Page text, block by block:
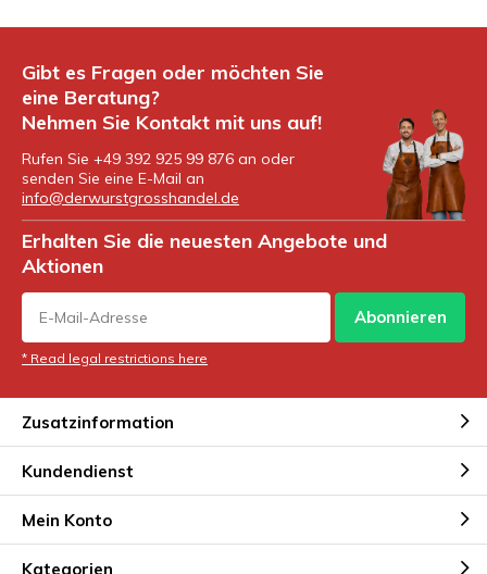
Gibt es Fragen oder möchten Sie
eine Beratung?
Nehmen Sie Kontakt mit uns auf!
Rufen Sie +49 392 925 99 876 an oder
senden Sie eine E-Mail an
info@derwurstgrosshandel.de
Erhalten Sie die neuesten Angebote und
Aktionen
Abonnieren
* Read legal restrictions here
Zusatzinformation
Kundendienst
Mein Konto
Kategorien